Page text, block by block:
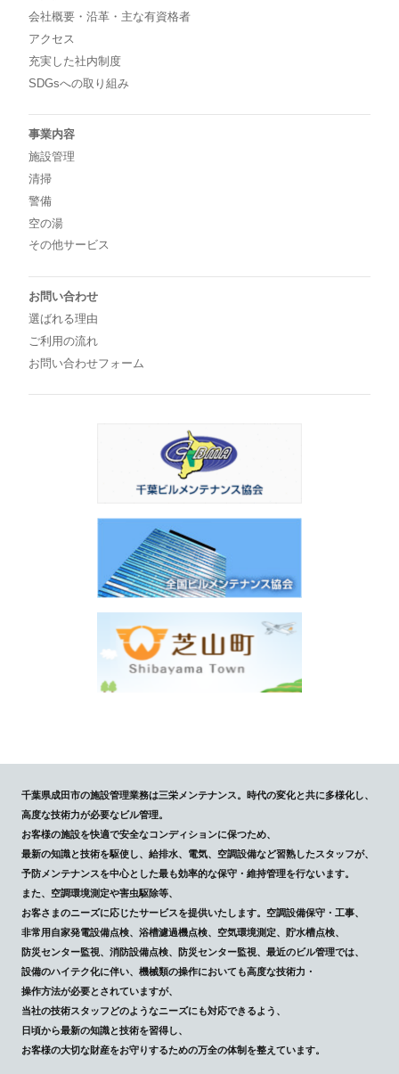
会社概要・沿革・主な有資格者
アクセス
充実した社内制度
SDGsへの取り組み
事業内容
施設管理
清掃
警備
空の湯
その他サービス
お問い合わせ
選ばれる理由
ご利用の流れ
お問い合わせフォーム
千葉県成田市の施設管理業務は三栄メンテナンス。時代の変化と共に多様化し、
高度な技術力が必要なビル管理。
お客様の施設を快適で安全なコンディションに保つため、
最新の知識と技術を駆使し、給排水、電気、空調設備など習熟したスタッフが、
予防メンテナンスを中心とした最も効率的な保守・維持管理を行ないます。
また、空調環境測定や害虫駆除等、
お客さまのニーズに応じたサービスを提供いたします。空調設備保守・工事、
非常用自家発電設備点検、浴槽濾過機点検、空気環境測定、貯水槽点検、
防災センター監視、消防設備点検、防災センター監視、最近のビル管理では、
設備のハイテク化に伴い、機械類の操作においても高度な技術力・
操作方法が必要とされていますが、
当社の技術スタッフどのようなニーズにも対応できるよう、
日頃から最新の知識と技術を習得し、
お客様の大切な財産をお守りするための万全の体制を整えています。